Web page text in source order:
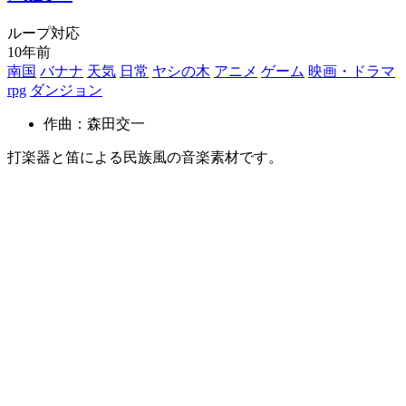
ループ対応
10年前
南国 バナナ 天気 日常 ヤシの木 アニメ ゲーム 映画・ドラマ
rpg ダンジョン
作曲：森田交一
打楽器と笛による民族風の音楽素材です。